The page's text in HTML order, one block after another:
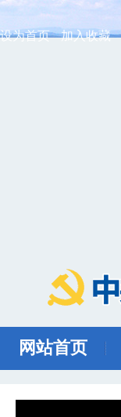
设为首页 加入收藏
网站首页